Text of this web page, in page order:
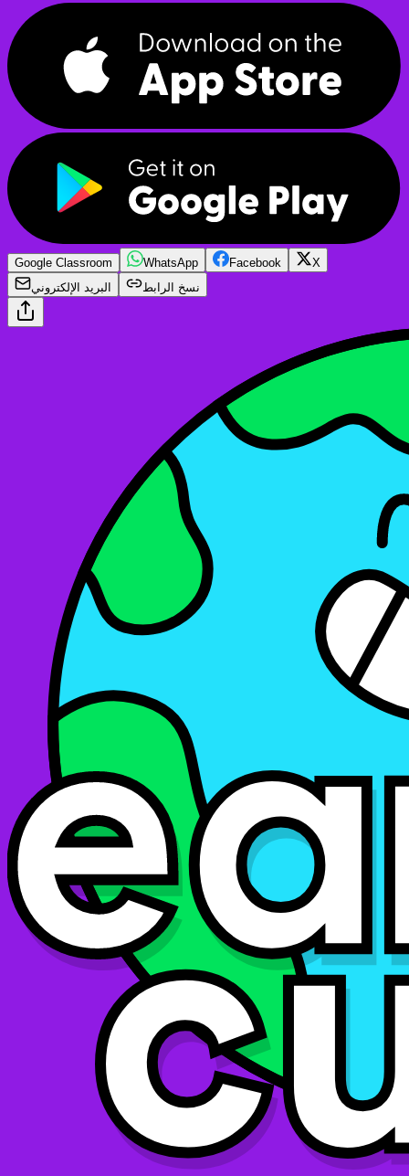
Google Classroom WhatsApp Facebook
X
البريد الإلكتروني
نسخ الرابط